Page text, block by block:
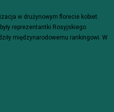
w drużynowym florecie kobiet.
reprezentantki Rosyjskiego
międzynarodowemu rankingowi. W